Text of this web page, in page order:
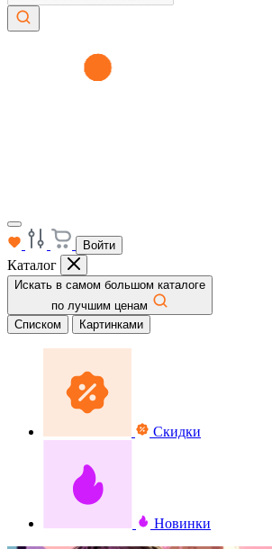
Войти
Каталог
Искать в самом большом каталоге
по лучшим ценам
Списком
Картинками
Скидки
Новинки